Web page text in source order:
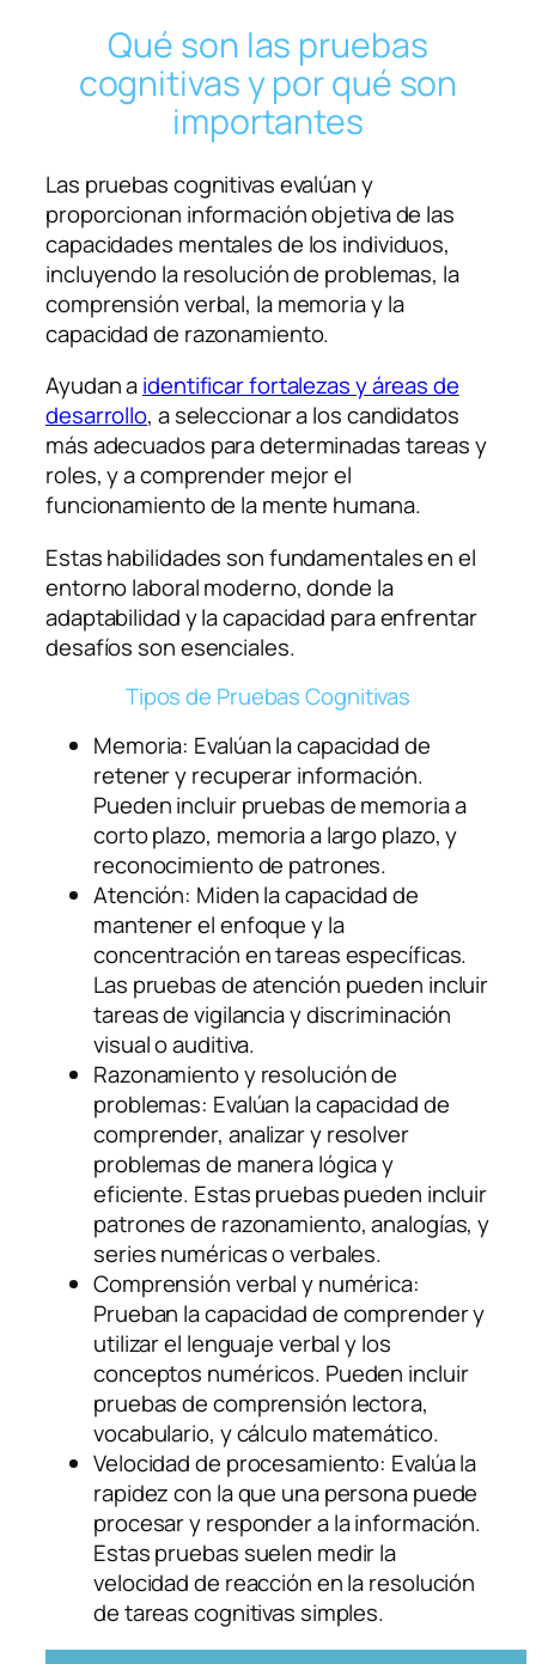
Qué son las pruebas
cognitivas y por qué son
importantes
Las pruebas cognitivas evalúan y
proporcionan información objetiva de las
capacidades mentales de los individuos,
incluyendo la resolución de problemas, la
comprensión verbal, la memoria y la
capacidad de razonamiento.
Ayudan aidentificar fortalezas y áreas de
desarrollo, a seleccionar a los candidatos
más adecuados para determinadas tareas y
roles, y a comprender mejor el
funcionamiento de la mente humana.
Estas habilidades son fundamentales en el
entorno laboral moderno, donde la
adaptabilidad y la capacidad para enfrentar
desafíos son esenciales.
Tipos de Pruebas Cognitivas
Memoria: Evalúan la capacidad de
retener y recuperar información.
Pueden incluir pruebas de memoria a
corto plazo, memoria a largo plazo, y
reconocimiento de patrones.
Atención: Miden la capacidad de
mantener el enfoque y la
concentración en tareas específicas.
Las pruebas de atención pueden incluir
tareas de vigilancia y discriminación
visual o auditiva.
Razonamiento y resolución de
problemas: Evalúan la capacidad de
comprender, analizar y resolver
problemas de manera lógica y
eficiente. Estas pruebas pueden incluir
patrones de razonamiento, analogías, y
series numéricas o verbales.
Comprensión verbal y numérica:
Prueban la capacidad de comprender y
utilizar el lenguaje verbal y los
conceptos numéricos. Pueden incluir
pruebas de comprensión lectora,
vocabulario, y cálculo matemático.
Velocidad de procesamiento: Evalúa la
rapidez con la que una persona puede
procesar y responder a la información.
Estas pruebas suelen medir la
velocidad de reacción en la resolución
de tareas cognitivas simples.